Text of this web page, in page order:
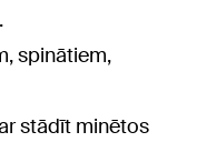
spinātiem,
stādīt minētos